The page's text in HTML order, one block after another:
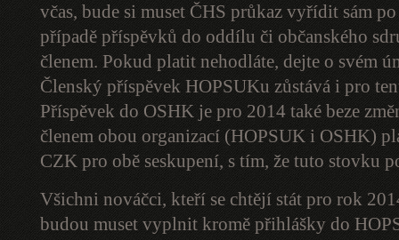
včas, bude si muset ČHS průkaz vyřídit sám
případě příspěvků do oddílu či občanského
členem. Pokud platit nehodláte, dejte o svém
Členský příspěvek HOPSUKu zůstává i pro
Příspěvek do OSHK je pro 2014 také beze
členem obou organizací (HOPSUK i OSHK)
CZK pro obě seskupení, s tím, že tuto stovku
Všichni nováčci, kteří se chtějí stát pro rok
budou muset vyplnit kromě přihlášky do